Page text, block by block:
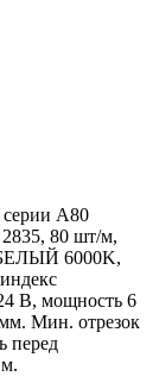
серии A80
80 шт/м,
БЕЛЫЙ 6000K,
В, мощность 6
Мин. отрезок
перед